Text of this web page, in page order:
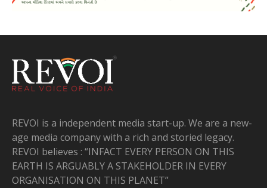
REVOI is a independent media start-up. We are a new-
age media company with a rich and storied legacy.
REVOI believes : “INFACT EVERY PERSON ON THIS
EARTH IS ARGUABLY A STAKEHOLDER IN EVERY
ORGANISATION ON THIS PLANET”